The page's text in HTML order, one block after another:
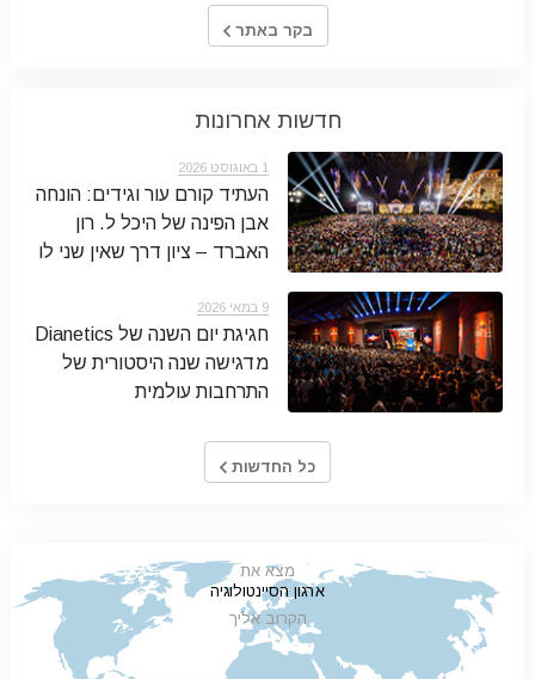
בקר באתר
חדשות אחרונות
1 באוגוסט 2026
העתיד קורם עור וגידים: הונחה
אבן הפינה של היכל ל. רון
האברד – ציון דרך שאין שני לו
9 במאי 2026
חגיגת יום השנה של Dianetics
מדגישה שנה היסטורית של
התרחבות עולמית
כל החדשות
מצא את
ארגון הסיינטולוגיה
הקרוב אליך